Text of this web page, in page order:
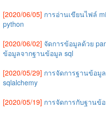
[2020/06/05] การอ่านเขียนไฟล์
python
[2020/06/02] จัดการข้อมูลด้วย
ข้อมูลจากฐานข้อมูล sql
[2020/05/29] การจัดการฐานข้อมู
sqlalchemy
[2020/05/19] การจัดการกับฐานข้